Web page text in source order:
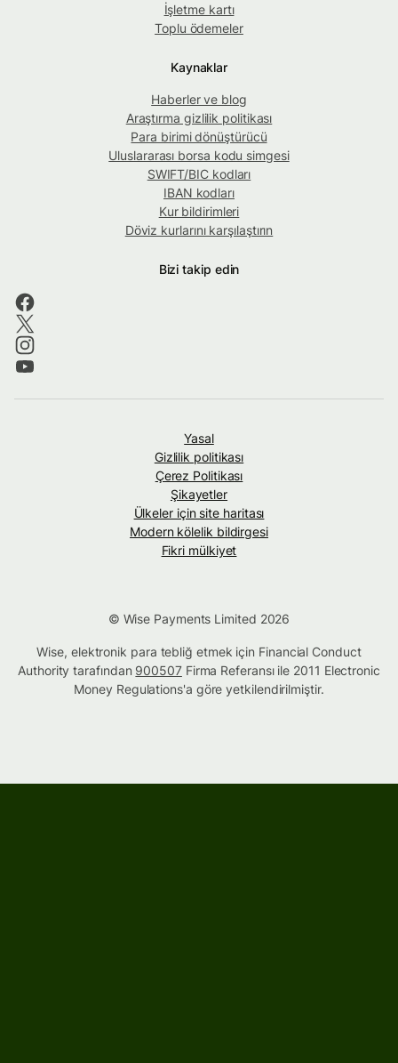
İşletme kartı
Toplu ödemeler
Kaynaklar
Haberler ve blog
Araştırma gizlilik politikası
Para birimi dönüştürücü
Uluslararası borsa kodu simgesi
SWIFT/BIC kodları
IBAN kodları
Kur bildirimleri
Döviz kurlarını karşılaştırın
Bizi takip edin
Yasal
Gizlilik politikası
Çerez Politikası
Şikayetler
Ülkeler için site haritası
Modern kölelik bildirgesi
Fikri mülkiyet
© Wise Payments Limited 2026
Wise, elektronik para tebliğ etmek için Financial Conduct
Authority tarafından 900507Firma Referansı ile 2011 Electronic
Money Regulations'a göre yetkilendirilmiştir.